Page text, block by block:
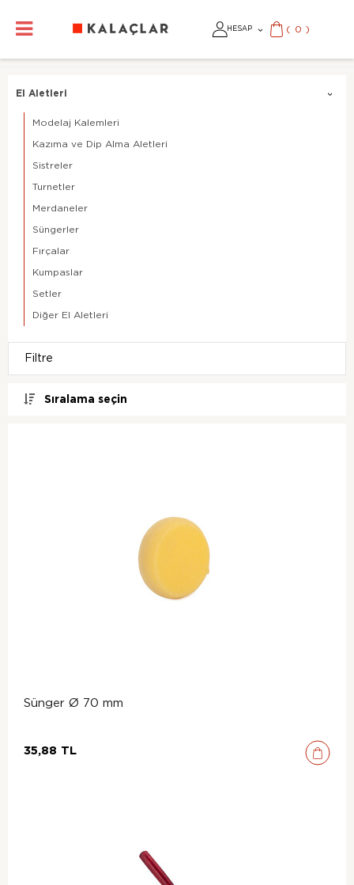
( 0 )
HESAP
El Aletleri
Modelaj Kalemleri
Kazıma ve Dip Alma Aletleri
Sistreler
Turnetler
Merdaneler
Süngerler
Fırçalar
Kumpaslar
Setler
Diğer El Aletleri
Filtre
Sıralama seçin
Sünger Ø 70 mm
35,88 TL